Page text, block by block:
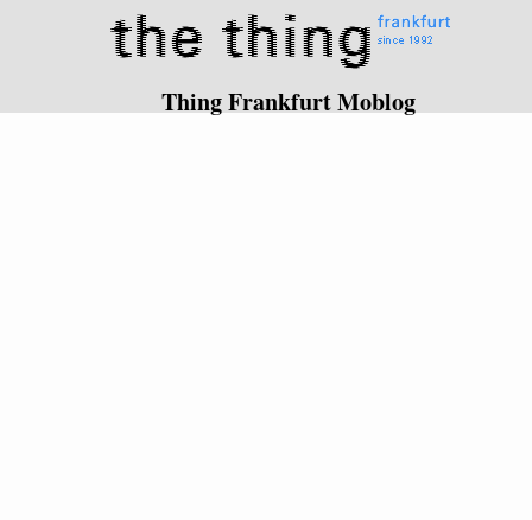
Thing Frankfurt Moblog